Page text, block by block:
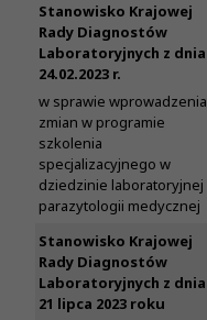
Stanowisko Krajowej
Rady Diagnostów
Laboratoryjnych z dnia
24.02.2023 r.
w sprawie wprowadzenia
zmian w programie
szkolenia
specjalizacyjnego w
dziedzinie laboratoryjnej
parazytologii medycznej
Stanowisko Krajowej
Rady Diagnostów
Laboratoryjnych z dnia
21 lipca 2023 roku